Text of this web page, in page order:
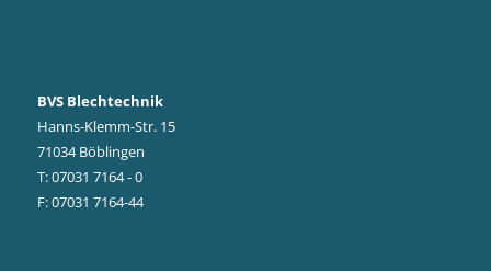
BVS Blechtechnik
Hanns-Klemm-Str. 15
71034 Böblingen
T: 07031 7164 - 0
F: 07031 7164-44